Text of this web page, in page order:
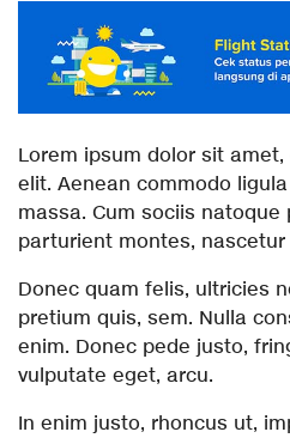
Lorem ipsum dolor sit
elit. Aenean commodo
massa. Cum sociis
parturient montes, nascetur
Donec quam felis, ultricies
pretium quis, sem. Nulla
enim. Donec pede justo,
vulputate eget, arcu.
In enim justo, rhoncus ut,